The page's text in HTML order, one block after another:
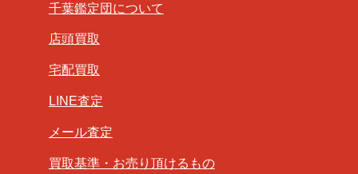
千葉鑑定団について
店頭買取
宅配買取
LINE査定
メール査定
買取基準・お売り頂けるもの